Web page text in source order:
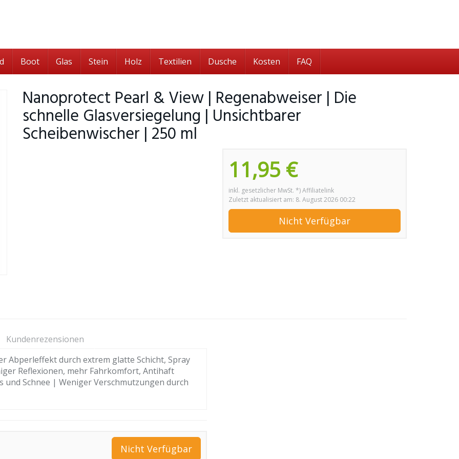
Boot Glas Stein Holz Textilien Dusche Kosten FAQ
Nanoprotect Pearl & View | Regenabweiser | Die
schnelle Glasversiegelung | Unsichtbarer
Scheibenwischer | 250 ml
11,95 €
inkl. gesetzlicher MwSt. *) Affiliatelink
Zuletzt aktualisiert am: 8. August 2026 00:22
Nicht Verfügbar
Kundenrezensionen
Abperleffekt durch extrem glatte Schicht, Spray
Reflexionen, mehr Fahrkomfort, Antihaft
Schnee | Weniger Verschmutzungen durch
Nicht Verfügbar